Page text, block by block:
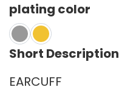
plating color
Short Description
EARCUFF